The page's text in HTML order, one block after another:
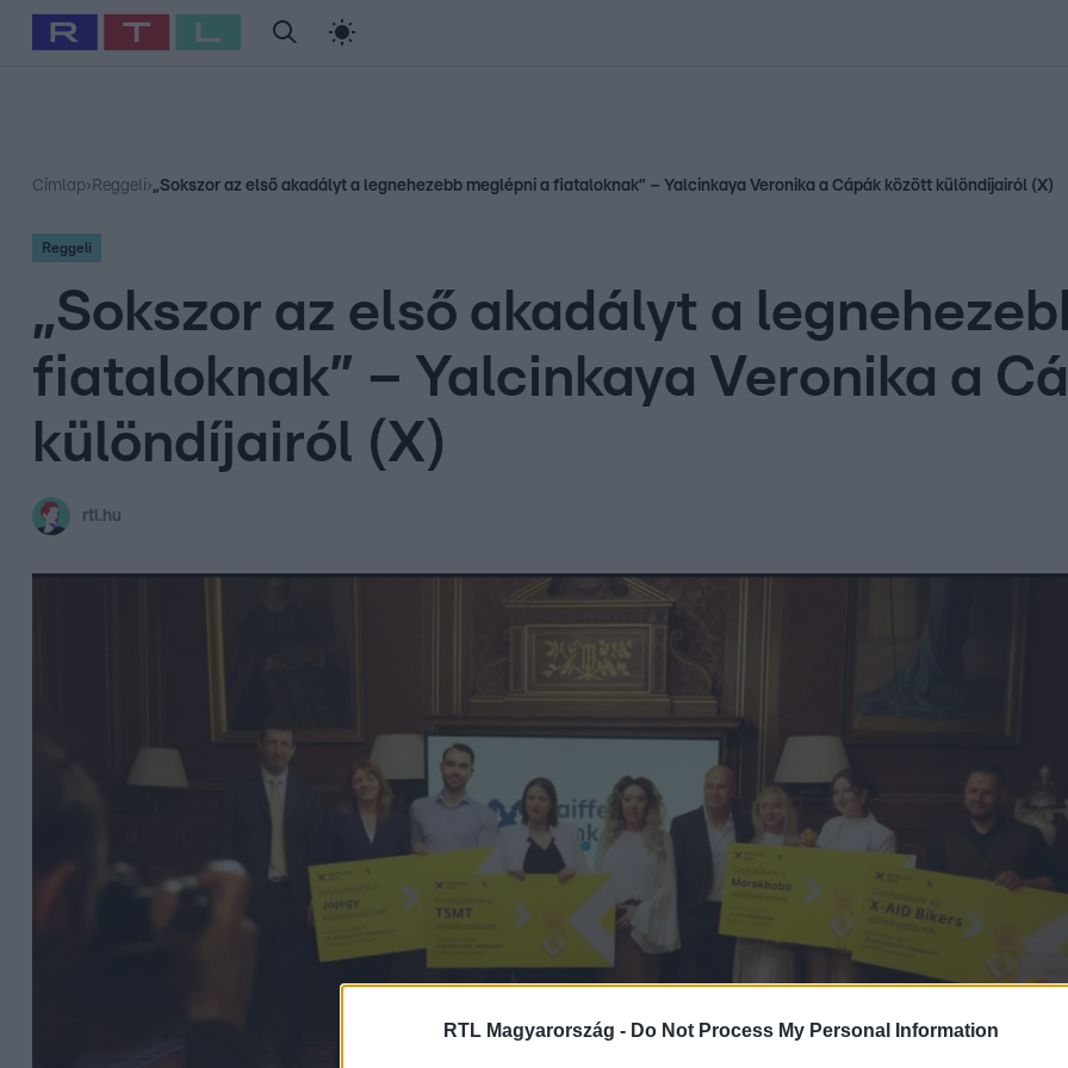
RTL Magyarország - Do Not Process My Personal Information
Babits Marcella Szellő István Most Wanted
Címlap› Reggeli›„Sokszor az első akadályt a legnehezebb meglépni a fiataloknak” – Yalcinkaya Veronika a Cápák között különdíjairól (X)
Reggeli
„Sokszor az első akadályt a
fiataloknak” – Yalcinkaya Veronika a
különdíjairól (X)
rtl.hu